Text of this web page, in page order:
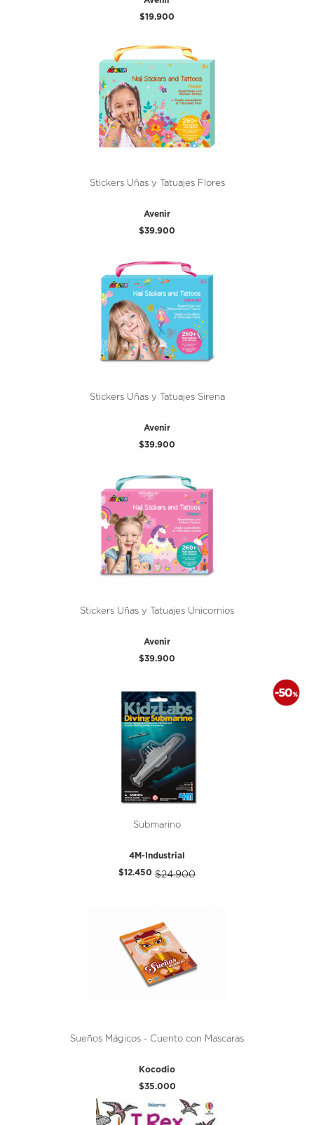
$19.900
Stickers Uñas y Tatuajes Flores
Avenir
$39.900
Stickers Uñas y Tatuajes Sirena
Avenir
$39.900
Stickers Uñas y Tatuajes Unicornios
Avenir
$39.900
Submarino
4M-Industrial
$12.450 $24.900
Sueños Mágicos - Cuento con Mascaras
Kocodio
$35.000